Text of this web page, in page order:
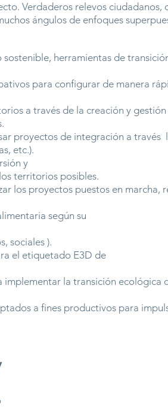
Verdaderos relevos ciudadanos,
ángulos de enfoques
herramientas de
para configurar de manera
a través de la creación y gestión
proyectos de integración a través
etc.).
y
territorios posibles.
los proyectos puestos en marcha,
según su
sociales ).
el etiquetado E3D de
la transición ecológica
a fines productivos para